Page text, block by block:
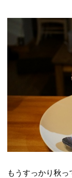
もうすっかり秋